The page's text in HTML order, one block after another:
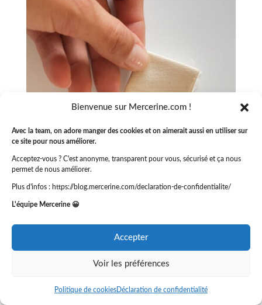
Bienvenue sur Mercerine.com !
Avec la team, on adore manger des cookies et on aimerait aussi en utiliser sur
ce site pour nous améliorer.
Acceptez-vous ? C'est anonyme, transparent pour vous, sécurisé et ça nous
permet de nous améliorer.
Plus d'infos : https://blog.mercerine.com/declaration-de-confidentialite/
L'équipe Mercerine 😀
Accepter
Voir les préférences
Politique de cookies Déclaration de confidentialité